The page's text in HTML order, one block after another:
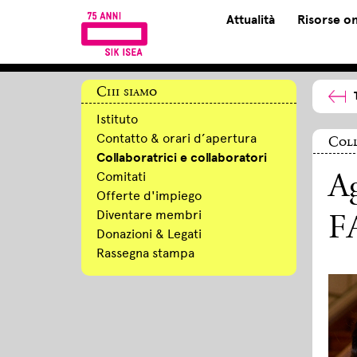
Attualità Risorse
Chi siamo
Istituto
Contatto & orari d’apertura
Collaboratrici e collaboratori
Comitati
Offerte d'impiego
Diventare membri
Donazioni & Legati
Rassegna stampa